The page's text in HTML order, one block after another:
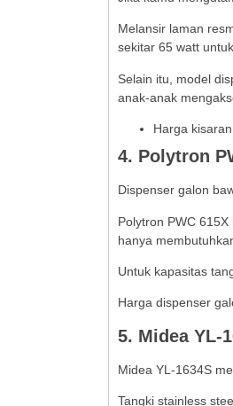
Melansir laman
sekitar 65 watt
Selain itu, model
anak-anak
Harga
4. Polytron
Dispenser galon
Polytron PWC
hanya
Untuk kapasitas
Harga dispenser
5. Midea YL-
Midea YL-1634S
Tangki stainless